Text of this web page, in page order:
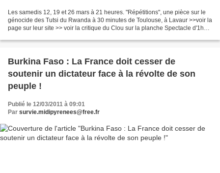
Les samedis 12, 19 et 26 mars à 21 heures. "Répétitions", une pièce sur le
génocide des Tutsi du Rwanda à 30 minutes de Toulouse, à Lavaur >>voir la
page sur leur site >> voir la critique du Clou sur la planche Spectacle d'1h30
Burkina Faso : La France doit cesser de
soutenir un dictateur face à la révolte de son
peuple !
Publié le 12/03/2011 à 09:01
Par survie.midipyrenees@free.fr